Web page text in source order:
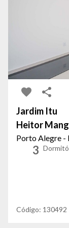
Jardim Itu
Heitor
Porto Alegre -
3
Código: 130492